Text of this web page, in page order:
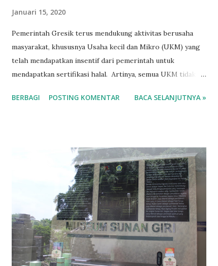
Januari 15, 2020
Pemerintah Gresik terus mendukung aktivitas berusaha
masyarakat, khususnya Usaha kecil dan Mikro (UKM) yang
telah mendapatkan insentif dari pemerintah untuk
mendapatkan sertifikasi halal. Artinya, semua UKM tidak
halal produk yang dijual.Sertifikasi halal sendiri sangat
Perindustrian dan Perdagangan (Diskoperindag) Pemkab
Gresik, Peragawati Tjatur Mamiadji mengatakan, selama ini,
Pemkab Gresik memberikan fasilitas sertifikasi halal kepada
UMKM senilai Rp 2,5 juta per orang. Dana tersebut
bersumber dari APBD. “Banyak UMKM di Gresik yang telah
memanfaatkan program ini. Bahkan setiap tahun kuotanya
habis,” katanya. Khusus untuk aturan baru, selain dibebaskan
biaya proses sertifikasi untuk mendapatkan sertifikat halal,
BERBAGI POSTING KOMENTAR BACA SELANJUTNYA »